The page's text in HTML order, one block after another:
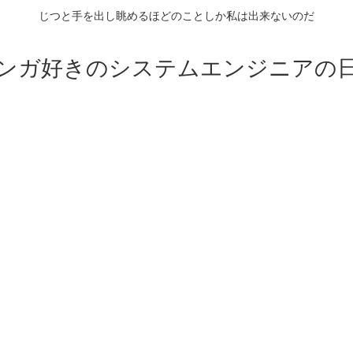
じつと手を出し眺めるほどのことしか私は出来ないのだ
ガ好きのシステムエンジニアの